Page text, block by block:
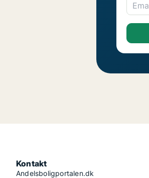
Kontakt
Andelsboligportalen.dk